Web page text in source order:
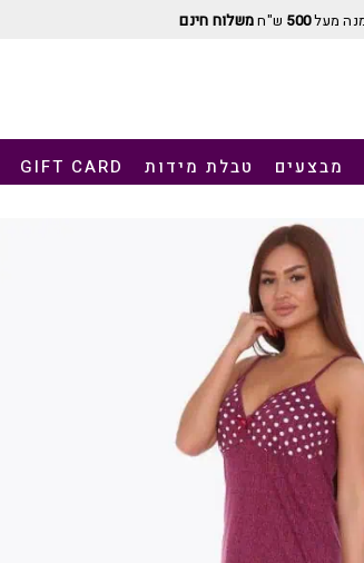
500 ש"חמשלוח חינם
מבצעים טבלת מידות GIFT CARD